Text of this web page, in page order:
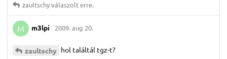
zaultschyválaszolt erre.
M m3lpi 2009. aug 20.
zaultschy hol találtál tgz-t?